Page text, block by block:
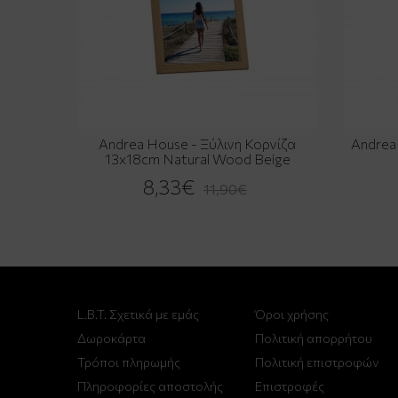
Andrea House - Ξύλινη Κορνίζα
13x18cm Natural Wood Beige
8,33€ 11,90€
L.B.T. Σχετικά με εμάς
Δωροκάρτα
Τρόποι πληρωμής
Πληροφορίες αποστολής
Όροι χρήσης
Πολιτική απορρήτου
Πολιτική επιστροφών
Επιστροφές